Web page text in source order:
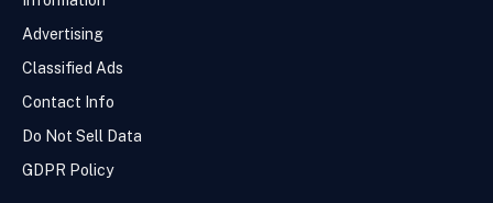
Advertising
Classified Ads
Contact Info
Do Not Sell Data
GDPR Policy